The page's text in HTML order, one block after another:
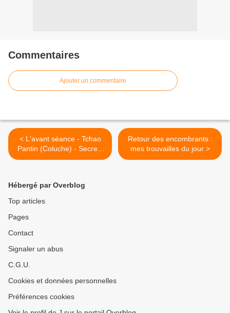
Commentaires
Ajouter un commentaire
< L'avant séance - Tchao
Pantin (Coluche) - Secrets
de tournage
Retour des encombrants :
mes trouvailles du jour >
Hébergé par Overblog
Top articles
Pages
Contact
Signaler un abus
C.G.U.
Cookies et données personnelles
Préférences cookies